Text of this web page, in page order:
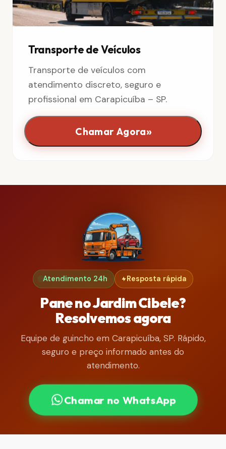
Transporte de Veículos
Transporte de veículos com
atendimento discreto, seguro e
profissional em Carapicuíba – SP.
Chamar Agora»
Atendimento 24h Resposta rápida
Pane no Jardim Cibele?
Resolvemos agora
Equipe de guincho em Carapicuíba, SP. Rápido,
seguro e preço informado antes do
atendimento.
Chamar no WhatsApp